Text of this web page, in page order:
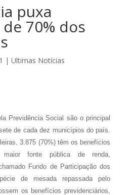
puxa
70% dos
| Ultimas Notícias
Previdência Social são o principal
de cada dez municípios do país.
3.875 (70%) têm os benefícios
maior fonte pública de renda,
Fundo de Participação dos
de mesada repassada pelo
os benefícios previdenciários,